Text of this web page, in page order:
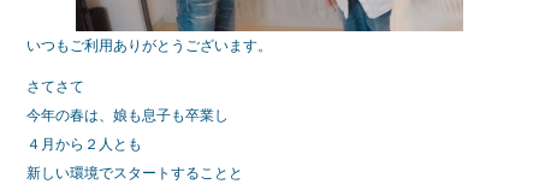
いつもご利用ありがとうございます。
さてさて
今年の春は、娘も息子も卒業し
４月から２人とも
新しい環境でスタートすることと